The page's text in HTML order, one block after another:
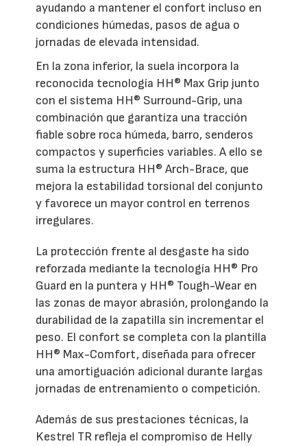
ayudando a mantener el confort incluso en
condiciones húmedas, pasos de agua o
jornadas de elevada intensidad.
En la zona inferior, la suela incorpora la
reconocida tecnología HH® Max Grip junto
con el sistema HH® Surround-Grip, una
combinación que garantiza una tracción
fiable sobre roca húmeda, barro, senderos
compactos y superficies variables. A ello se
suma la estructura HH® Arch-Brace, que
mejora la estabilidad torsional del conjunto
y favorece un mayor control en terrenos
irregulares.
La protección frente al desgaste ha sido
reforzada mediante la tecnología HH® Pro
Guard en la puntera y HH® Tough-Wear en
las zonas de mayor abrasión, prolongando la
durabilidad de la zapatilla sin incrementar el
peso. El confort se completa con la plantilla
HH® Max-Comfort, diseñada para ofrecer
una amortiguación adicional durante largas
jornadas de entrenamiento o competición.
Además de sus prestaciones técnicas, la
Kestrel TR refleja el compromiso de Helly